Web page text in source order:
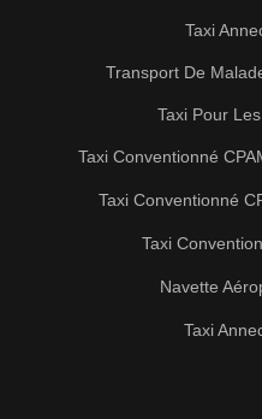
Taxi
Transport De
Taxi Pour
Taxi Conventionné
Taxi Conventionné
Taxi
Navette
Taxi